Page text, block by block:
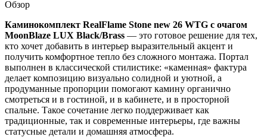
Обзор
Каминокомплект RealFlame Stone new 26 WTG с очагом
MoonBlaze LUX Black/Brass — это готовое решение для тех,
кто хочет добавить в интерьер выразительный акцент и
получить комфортное тепло без сложного монтажа. Портал
выполнен в классической стилистике: «каменная» фактура
делает композицию визуально солидной и уютной, а
продуманные пропорции помогают камину органично
смотреться и в гостиной, и в кабинете, и в просторной
спальне. Такое сочетание легко поддерживает как
традиционные, так и современные интерьеры, где важны
статусные детали и домашняя атмосфера.